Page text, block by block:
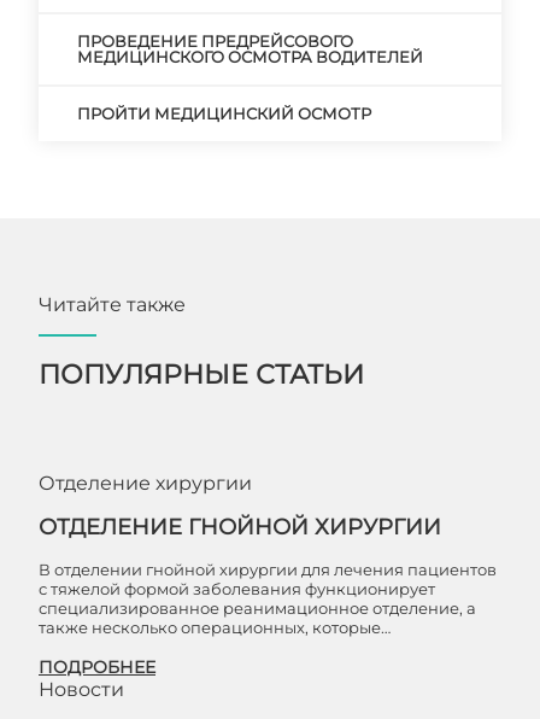
ПРОВЕДЕНИЕ ПРЕДРЕЙСОВОГО
МЕДИЦИНСКОГО ОСМОТРА ВОДИТЕЛЕЙ
ПРОЙТИ МЕДИЦИНСКИЙ ОСМОТР
Читайте также
ПОПУЛЯРНЫЕ СТАТЬИ
Отделение хирургии
ОТДЕЛЕНИЕ ГНОЙНОЙ ХИРУРГИИ
В отделении гнойной хирургии для лечения пациентов
с тяжелой формой заболевания функционирует
специализированное реанимационное отделение, а
также несколько операционных, которые…
ПОДРОБНЕЕ
Новости